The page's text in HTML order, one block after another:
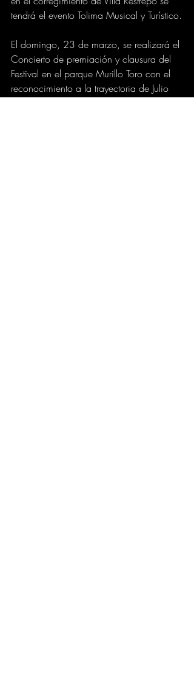
tendrá el evento Tolima Musical y Turístico.
El domingo, 23 de marzo, se realizará el
Concierto de premiación y clausura del
Festival en el parque Murillo Toro con el
reconocimiento a la trayectoria de Julio